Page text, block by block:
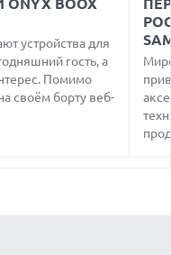
ВРЯД ЛИ
КОМПАНИИ
ЧАТЫ ДЛЯ
ЧИПЫ ДЛЯ ИИ
BOOX
устройства для
гость, а
Помимо
своём борту веб-